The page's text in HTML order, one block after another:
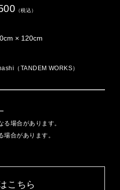
（税込）
× 120cm
（TANDEM WORKS）
場合があります。
合があります。
こちら